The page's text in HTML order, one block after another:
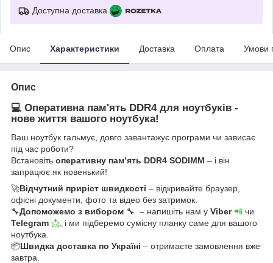
Доступна доставка
Опис Характеристики Доставка Оплата Умови
Опис
💻 Оперативна пам'ять DDR4 для ноутбуків -
нове життя вашого ноутбука!
Ваш ноутбук гальмує, довго завантажує програми чи зависає
під час роботи?
Встановіть оперативну пам’ять DDR4 SODIMM – і він
запрацює як новенький!
🚀Відчутний приріст швидкості – відкривайте браузер,
офісні документи, фото та відео без затримок.
🔧Допоможемо з вибором 🔧 – напишіть нам у Viber📲 чи
Telegram 📩 , і ми підберемо сумісну планку саме для вашого
ноутбука.
📦Швидка доставка по Україні – отримаєте замовлення вже
завтра.